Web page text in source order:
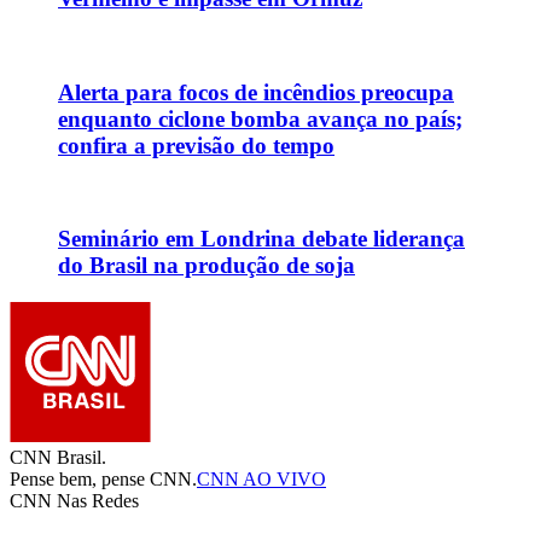
Alerta para focos de incêndios preocupa
enquanto ciclone bomba avança no país;
confira a previsão do tempo
Seminário em Londrina debate liderança
do Brasil na produção de soja
CNN Brasil.
Pense bem, pense CNN.CNN AO VIVO
CNN Nas Redes